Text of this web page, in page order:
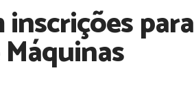
inscrições para